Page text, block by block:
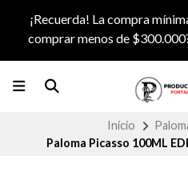
¡Recuerda! La compra
comprar menos de
Inicio
Paloma Picasso 100ML